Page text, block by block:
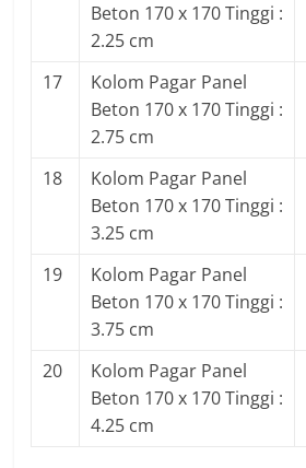
Beton 170 x 170 Tinggi :
2.25 cm
17
Kolom Pagar Panel
Beton 170 x 170 Tinggi :
2.75 cm
18
Kolom Pagar Panel
Beton 170 x 170 Tinggi :
3.25 cm
19
Kolom Pagar Panel
Beton 170 x 170 Tinggi :
3.75 cm
20
Kolom Pagar Panel
Beton 170 x 170 Tinggi :
4.25 cm